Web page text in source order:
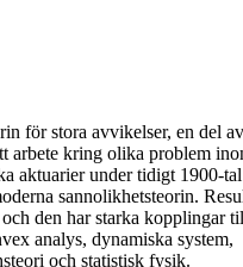
för stora avvikelser, en del av
arbete kring olika problem
aktuarier under tidigt 1900-
sannolikhetsteorin.
den har starka kopplingar
analys, dynamiska system,
och statistisk fysik.